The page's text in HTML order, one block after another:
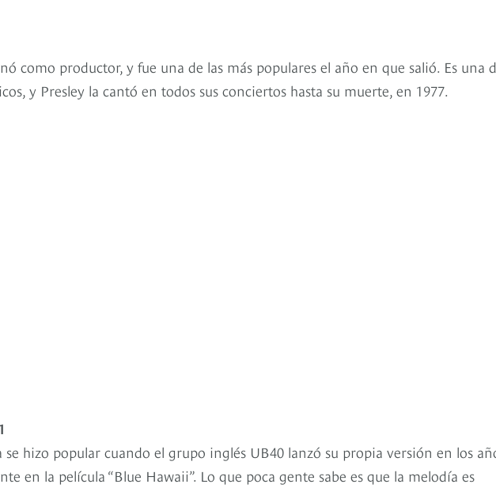
como productor, y fue una de las más populares el año en que salió. Es una
y Presley la cantó en todos sus conciertos hasta su muerte, en 1977.
se hizo popular cuando el grupo inglés UB40 lanzó su propia versión en los
en la película “Blue Hawaii”. Lo que poca gente sabe es que la melodía es